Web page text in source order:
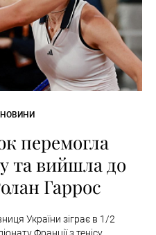
перемогла
та вийшла до
Гаррос
України зіграє в 1/2